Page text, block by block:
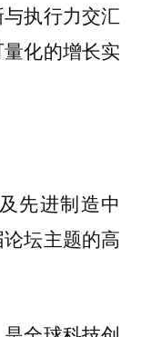
执行力交汇
化的增长实
先进制造中
坛主题的高